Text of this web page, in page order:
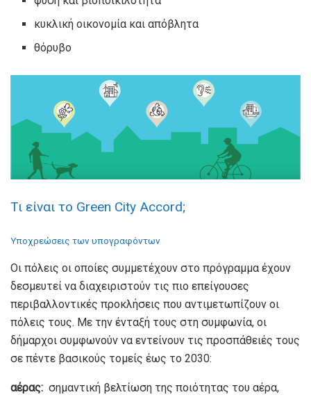
κυκλική οικονομία και απόβλητα
θόρυβο
Τι είναι το Green City Accord;
Υποχρεώσεις των υπογραφόντων
Οι πόλεις οι οποίες συμμετέχουν στο πρόγραμμα έχουν
δεσμευτεί να διαχειριστούν τις πιο επείγουσες
περιβαλλοντικές προκλήσεις που αντιμετωπίζουν οι
πόλεις τους. Με την ένταξή τους στη συμφωνία, οι
δήμαρχοι συμφωνούν να εντείνουν τις προσπάθειές τους
σε πέντε βασικούς τομείς έως το 2030:
αέρας: σημαντική βελτίωση της ποιότητας του αέρα,